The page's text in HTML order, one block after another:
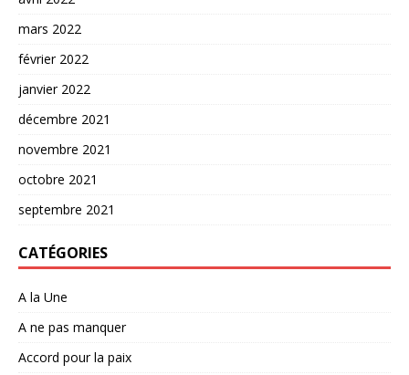
mars 2022
février 2022
janvier 2022
décembre 2021
novembre 2021
octobre 2021
septembre 2021
CATÉGORIES
A la Une
A ne pas manquer
Accord pour la paix